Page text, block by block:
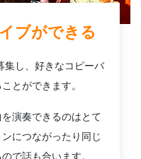
ブができる
集し、好きなコピーバ
とができます。
演奏できるのはとて
につながったり同じ
で話も合います。